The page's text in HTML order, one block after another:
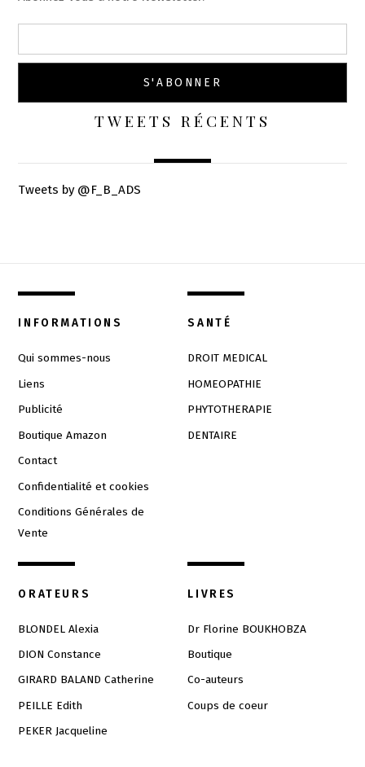
TWEETS RÉCENTS
Tweets by @F_B_ADS
INFORMATIONS
Qui sommes-nous
Liens
Publicité
Boutique Amazon
Contact
Confidentialité et cookies
Conditions Générales de
Vente
SANTÉ
DROIT MEDICAL
HOMEOPATHIE
PHYTOTHERAPIE
DENTAIRE
ORATEURS
BLONDEL Alexia
DION Constance
GIRARD BALAND Catherine
PEILLE Edith
PEKER Jacqueline
LIVRES
Dr Florine BOUKHOBZA
Boutique
Co-auteurs
Coups de coeur